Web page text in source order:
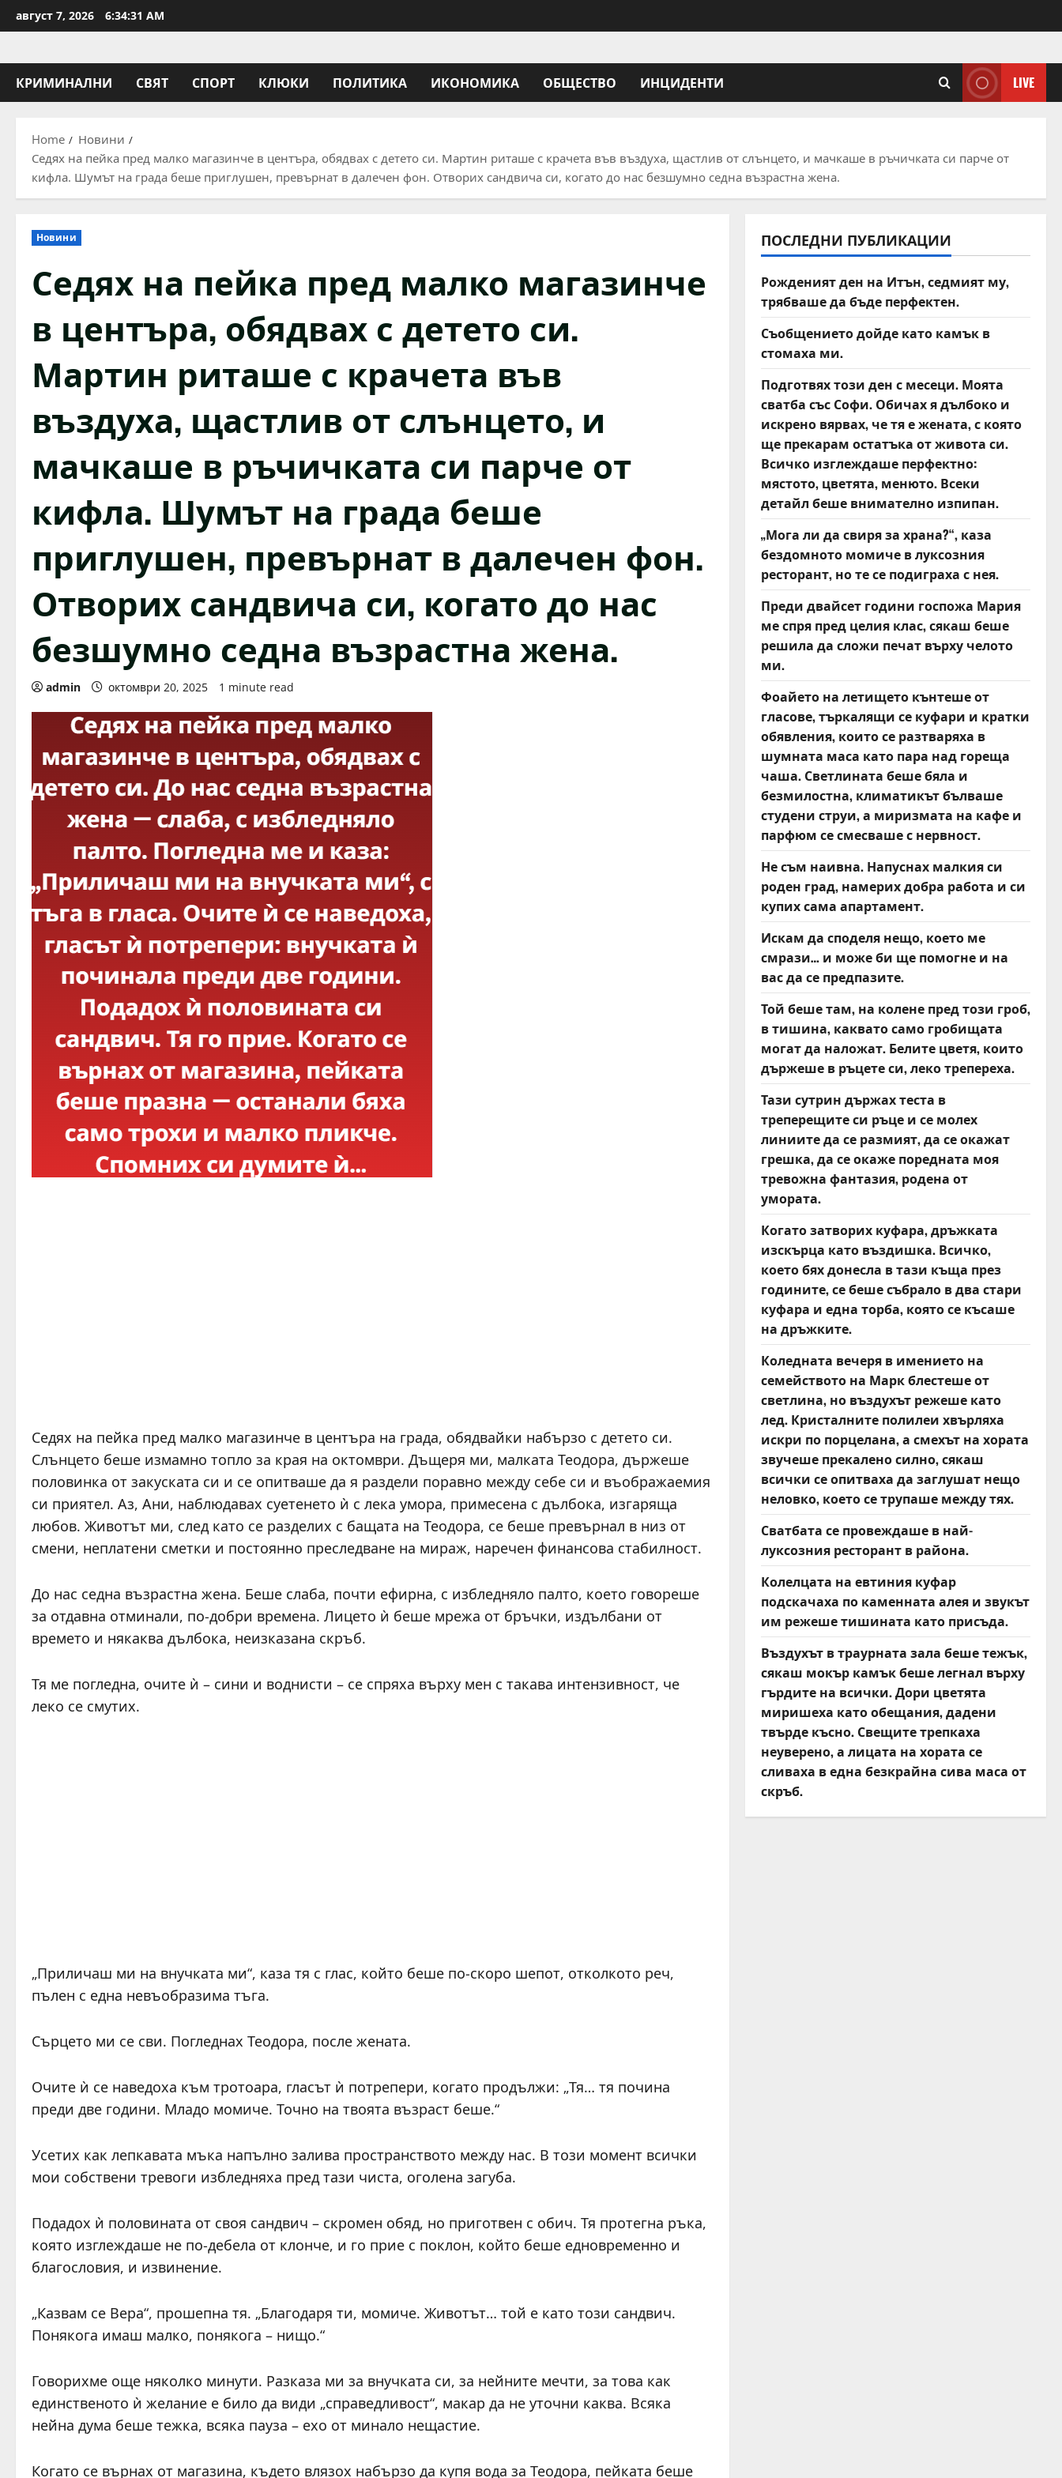
to
август 7, 2026 6:34:31 AM
КРИМИНАЛНИ СВЯТ СПОРТ КЛЮКИ ПОЛИТИКА ИКОНОМИКА ОБЩЕСТВО ИНЦИДЕНТИ LIVE
Home
Новини
Седях на пейка пред малко магазинче в центъра, обядвах с детето си. Мартин риташе с крачета във въздуха, щастлив от слънцето, и мачкаше в ръчичката си парче от
кифла. Шумът на града беше приглушен, превърнат в далечен фон. Отворих сандвича си, когато до нас безшумно седна възрастна жена.
Новини
Седях на пейка пред малко магазинче
в центъра, обядвах с детето си.
Мартин риташе с крачета във
въздуха, щастлив от слънцето, и
мачкаше в ръчичката си парче от
кифла. Шумът на града беше
приглушен, превърнат в далечен фон.
Отворих сандвича си, когато до нас
безшумно седна възрастна жена.
admin октомври 20, 2025 1 minute read
Седях на пейка пред малко магазинче в центъра на града, обядвайки набързо с детето си.
Слънцето беше измамно топло за края на октомври. Дъщеря ми, малката Теодора, държеше
половинка от закуската си и се опитваше да я раздели поравно между себе си и въображаемия
си приятел. Аз, Ани, наблюдавах суетенето ѝ с лека умора, примесена с дълбока, изгаряща
любов. Животът ми, след като се разделих с бащата на Теодора, се беше превърнал в низ от
смени, неплатени сметки и постоянно преследване на мираж, наречен финансова стабилност.
До нас седна възрастна жена. Беше слаба, почти ефирна, с избледняло палто, което говореше
за отдавна отминали, по-добри времена. Лицето ѝ беше мрежа от бръчки, издълбани от
времето и някаква дълбока, неизказана скръб.
Тя ме погледна, очите ѝ – сини и воднисти – се спряха върху мен с такава интензивност, че
леко се смутих.
„Приличаш ми на внучката ми“, каза тя с глас, който беше по-скоро шепот, отколкото реч,
пълен с една невъобразима тъга.
Сърцето ми се сви. Погледнах Теодора, после жената.
Очите ѝ се наведоха към тротоара, гласът ѝ потрепери, когато продължи: „Тя… тя почина
преди две години. Младо момиче. Точно на твоята възраст беше.“
Усетих как лепкавата мъка напълно залива пространството между нас. В този момент всички
мои собствени тревоги избледняха пред тази чиста, оголена загуба.
Подадох ѝ половината от своя сандвич – скромен обяд, но приготвен с обич. Тя протегна ръка,
която изглеждаше не по-дебела от клонче, и го прие с поклон, който беше едновременно и
благословия, и извинение.
„Казвам се Вера“, прошепна тя. „Благодаря ти, момиче. Животът… той е като този сандвич.
Понякога имаш малко, понякога – нищо.“
Говорихме още няколко минути. Разказа ми за внучката си, за нейните мечти, за това как
единственото ѝ желание е било да види „справедливост“, макар да не уточни каква. Всяка
нейна дума беше тежка, всяка пауза – ехо от минало нещастие.
Когато се върнах от магазина, където влязох набързо да купя вода за Теодора, пейката беше
ПОСЛЕДНИ ПУБЛИКАЦИИ
Рожденият ден на Итън, седмият му,
трябваше да бъде перфектен.
Съобщението дойде като камък в
стомаха ми.
Подготвях този ден с месеци. Моята
сватба със Софи. Обичах я дълбоко и
искрено вярвах, че тя е жената, с която
ще прекарам остатъка от живота си.
Всичко изглеждаше перфектно:
мястото, цветята, менюто. Всеки
детайл беше внимателно изпипан.
„Мога ли да свиря за храна?“, каза
бездомното момиче в луксозния
ресторант, но те се подиграха с нея.
Преди двайсет години госпожа Мария
ме спря пред целия клас, сякаш беше
решила да сложи печат върху челото
ми.
Фоайето на летището кънтеше от
гласове, търкалящи се куфари и кратки
обявления, които се разтваряха в
шумната маса като пара над гореща
чаша. Светлината беше бяла и
безмилостна, климатикът бълваше
студени струи, а миризмата на кафе и
парфюм се смесваше с нервност.
Не съм наивна. Напуснах малкия си
роден град, намерих добра работа и си
купих сама апартамент.
Искам да споделя нещо, което ме
смрази… и може би ще помогне и на
вас да се предпазите.
Той беше там, на колене пред този гроб,
в тишина, каквато само гробищата
могат да наложат. Белите цветя, които
държеше в ръцете си, леко трепереха.
Тази сутрин държах теста в
треперещите си ръце и се молех
линиите да се размият, да се окажат
грешка, да се окаже поредната моя
тревожна фантазия, родена от
умората.
Когато затворих куфара, дръжката
изскърца като въздишка. Всичко,
което бях донесла в тази къща през
годините, се беше събрало в два стари
куфара и една торба, която се късаше
на дръжките.
Коледната вечеря в имението на
семейството на Марк блестеше от
светлина, но въздухът режеше като
лед. Кристалните полилеи хвърляха
искри по порцелана, а смехът на хората
звучеше прекалено силно, сякаш
всички се опитваха да заглушат нещо
неловко, което се трупаше между тях.
Сватбата се провеждаше в най-
луксозния ресторант в района.
Колелцата на евтиния куфар
подскачаха по каменната алея и звукът
им режеше тишината като присъда.
Въздухът в траурната зала беше тежък,
сякаш мокър камък беше легнал върху
гърдите на всички. Дори цветята
миришеха като обещания, дадени
твърде късно. Свещите трепкаха
неуверено, а лицата на хората се
сливаха в една безкрайна сива маса от
скръб.